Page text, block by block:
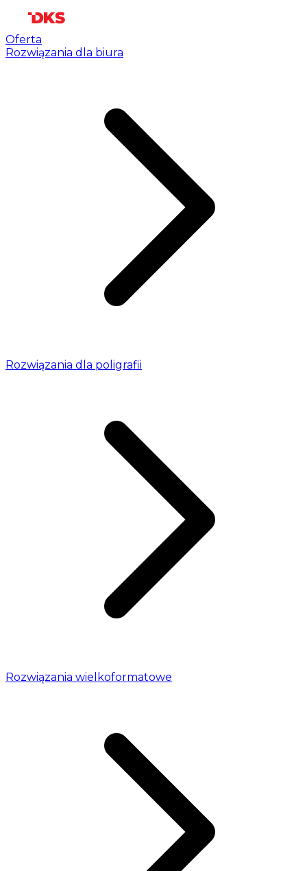
Oferta
Rozwiązania dla biura
Rozwiązania dla poligrafii
Rozwiązania wielkoformatowe